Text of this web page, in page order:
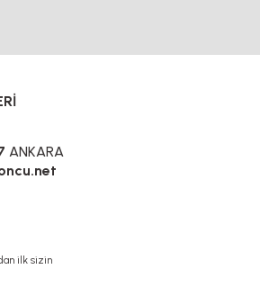
ANKARA
ilk sizin